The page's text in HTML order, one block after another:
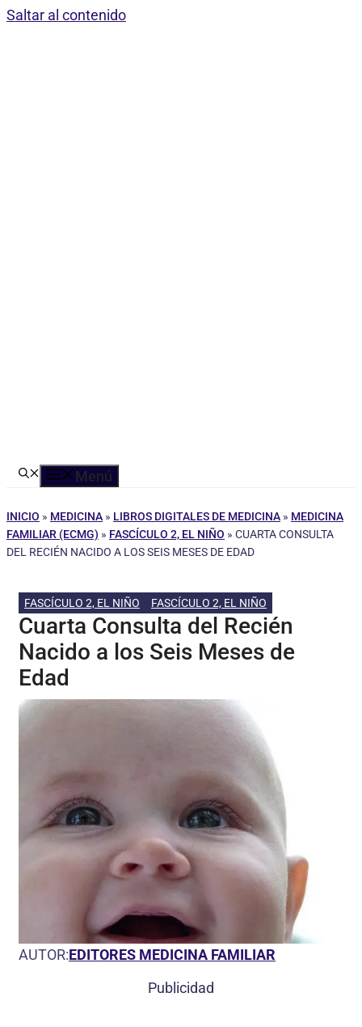
Saltar al contenido
Menú
INICIO » MEDICINA » LIBROS DIGITALES DE MEDICINA » MEDICINA
FAMILIAR (ECMG) » FASCÍCULO 2, EL NIÑO » CUARTA CONSULTA
DEL RECIÉN NACIDO A LOS SEIS MESES DE EDAD
FASCÍCULO 2, EL NIÑO FASCÍCULO 2, EL NIÑO
Cuarta Consulta del Recién
Nacido a los Seis Meses de
Edad
AUTOR:EDITORES MEDICINA FAMILIAR
Publicidad